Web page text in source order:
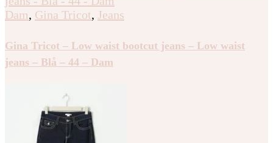
Dam, Gina Tricot, Jeans
Gina Tricot – Low waist bootcut jeans – Low waist
jeans – Blå – 44 – Dam